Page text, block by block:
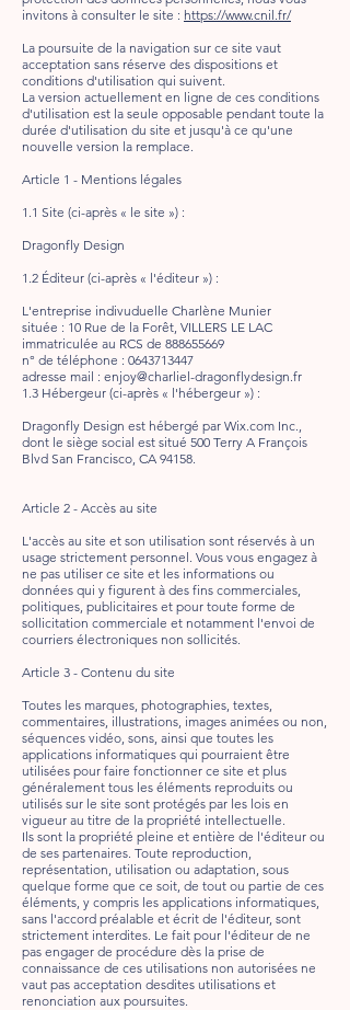
invitons à consulter le site : https://www.cnil.fr/
La poursuite de la navigation sur ce site vaut
acceptation sans réserve des dispositions et
conditions d'utilisation qui suivent.
La version actuellement en ligne de ces conditions
d'utilisation est la seule opposable pendant toute la
durée d'utilisation du site et jusqu'à ce qu'une
nouvelle version la remplace.
Article 1 - Mentions légales
1.1 Site (ci-après « le site ») :
Dragonfly Design
1.2 Éditeur (ci-après « l'éditeur ») :
L'entreprise indivuduelle Charlène Munier
située : 10 Rue de la Forêt, VILLERS LE LAC
immatriculée au RCS de 888655669
n° de téléphone : 0643713447
adresse mail : enjoy@charliel-dragonflydesign.fr
1.3 Hébergeur (ci-après « l'hébergeur ») :
Dragonfly Design est hébergé par Wix.com Inc.,
dont le siège social est situé 500 Terry A François
Blvd San Francisco, CA 94158.
Article 2 - Accès au site
L'accès au site et son utilisation sont réservés à un
usage strictement personnel. Vous vous engagez à
ne pas utiliser ce site et les informations ou
données qui y figurent à des fins commerciales,
politiques, publicitaires et pour toute forme de
sollicitation commerciale et notamment l'envoi de
courriers électroniques non sollicités.
Article 3 - Contenu du site
Toutes les marques, photographies, textes,
commentaires, illustrations, images animées ou non,
séquences vidéo, sons, ainsi que toutes les
applications informatiques qui pourraient être
utilisées pour faire fonctionner ce site et plus
généralement tous les éléments reproduits ou
utilisés sur le site sont protégés par les lois en
vigueur au titre de la propriété intellectuelle.
Ils sont la propriété pleine et entière de l'éditeur ou
de ses partenaires. Toute reproduction,
représentation, utilisation ou adaptation, sous
quelque forme que ce soit, de tout ou partie de ces
éléments, y compris les applications informatiques,
sans l'accord préalable et écrit de l'éditeur, sont
strictement interdites. Le fait pour l'éditeur de ne
pas engager de procédure dès la prise de
connaissance de ces utilisations non autorisées ne
vaut pas acceptation desdites utilisations et
renonciation aux poursuites.